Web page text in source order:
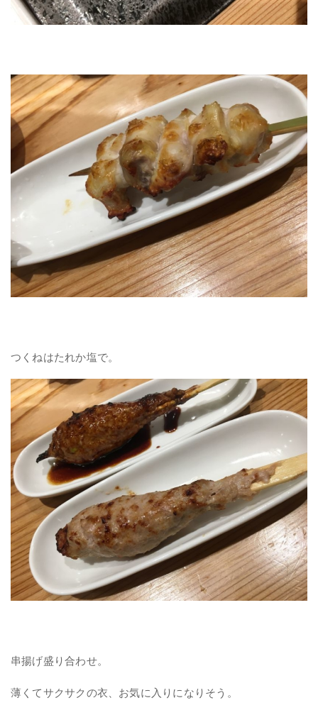
つくねはたれか塩で。
串揚げ盛り合わせ。
薄くてサクサクの衣、お気に入りになりそう。